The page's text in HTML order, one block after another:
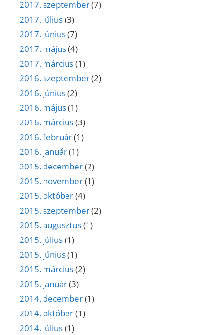
2017. szeptember(7)
2017. július(3)
2017. június(7)
2017. május(4)
2017. március(1)
2016. szeptember(2)
2016. június(2)
2016. május(1)
2016. március(3)
2016. február(1)
2016. január(1)
2015. december(2)
2015. november(1)
2015. október(4)
2015. szeptember(2)
2015. augusztus(1)
2015. július(1)
2015. június(1)
2015. március(2)
2015. január(3)
2014. december(1)
2014. október(1)
2014. július(1)